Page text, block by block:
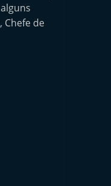
Chefe de